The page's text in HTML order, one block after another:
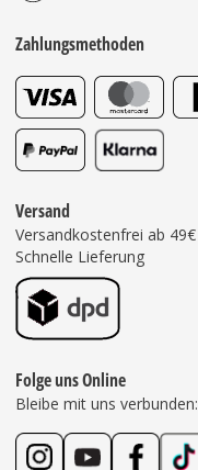
Zahlungsmethoden
Versand
Versandkostenfrei ab 49€
Schnelle Lieferung
Folge uns Online
Bleibe mit uns verbunden: